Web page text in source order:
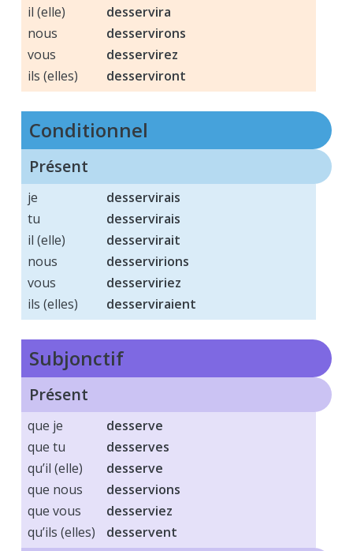
il (elle)
desservira
nous
desservirons
vous
desservirez
ils (elles)
desserviront
conditionnel
Présent
je
desservirais
tu
desservirais
il (elle)
desservirait
nous
desservirions
vous
desserviriez
ils (elles)
desserviraient
subjonctif
Présent
que je
desserve
que tu
desserves
qu’il (elle)
desserve
que nous
desservions
que vous
desserviez
qu’ils (elles)
desservent